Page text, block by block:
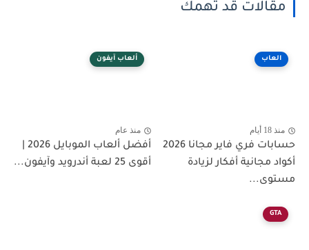
مقالات قد تهمك
العاب
منذ 18 أيام
حسابات فري فاير مجانا 2026
أكواد مجانية أفكار لزيادة
مستوى...
ألعاب آيفون
منذ عام
أقوى 25 لعبة أندرويد وآيفون...
GTA